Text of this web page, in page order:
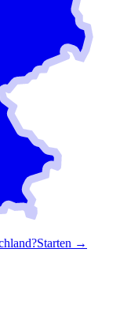
Starten →